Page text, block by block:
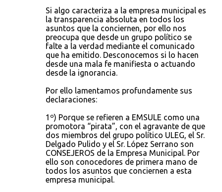
Si algo caracteriza a la empresa municipal es
la transparencia absoluta en todos los
asuntos que la conciernen, por ello nos
preocupa que desde un grupo político se
falte a la verdad mediante el comunicado
que ha emitido. Desconocemos si lo hacen
desde una mala fe manifiesta o actuando
desde la ignorancia.
Por ello lamentamos profundamente sus
declaraciones:
1º) Porque se refieren a EMSULE como una
promotora “pirata”, con el agravante de que
dos miembros del grupo político ULEG, el Sr.
Delgado Pulido y el Sr. López Serrano son
CONSEJEROS de la Empresa Municipal. Por
ello son conocedores de primera mano de
todos los asuntos que conciernen a esta
empresa municipal.